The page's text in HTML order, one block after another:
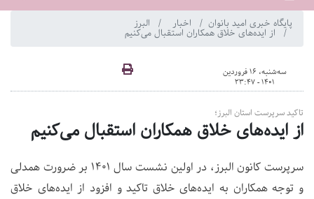
پایگاه خبری امید بانوان اخبار البرز
از ایده‌های خلاق همکاران استقبال می‌کنیم
سه‌شنبه، 16 فروردین
1401 - 23:47
تاکید سرپرست استان البرز؛
از ایده‌های خلاق همکاران استقبال می‌کنیم
سرپرست کانون البرز، در اولین نشست سال ۱۴۰۱ بر ضرورت همدلی
و توجه همکاران به ایده‌های خلاق تاکید و افزود از ایده‌های خلاق